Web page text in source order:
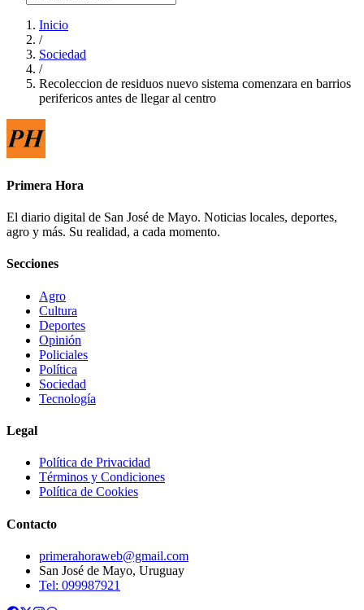
Inicio
/
Sociedad
/
Recoleccion de residuos nuevo sistema comenzara en barrios
perifericos antes de llegar al centro
Primera Hora
El diario digital de San José de Mayo. Noticias locales, deportes,
agro y más. Su realidad, a cada momento.
Secciones
Agro
Cultura
Deportes
Opinión
Policiales
Política
Sociedad
Tecnología
Legal
Política de Privacidad
Términos y Condiciones
Política de Cookies
Contacto
primerahoraweb@gmail.com
San José de Mayo, Uruguay
Tel: 099987921